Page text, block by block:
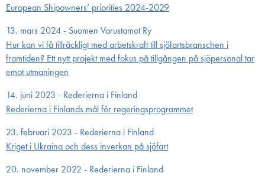
European Shipowners’ priorities 2024-2029
13. mars 2024 - Suomen Varustamot Ry
Hur kan vi få tillräckligt med arbetskraft till sjöfartsbranschen i
framtiden? Ett nytt projekt med fokus på tillgången på sjöpersonal tar
emot utmaningen
14. juni 2023 - Rederierna i Finland
Rederierna i Finlands mål för regeringsprogrammet
23. februari 2023 - Rederierna i Finland
Kriget i Ukraina och dess inverkan på sjöfart
20. november 2022 - Rederierna i Finland